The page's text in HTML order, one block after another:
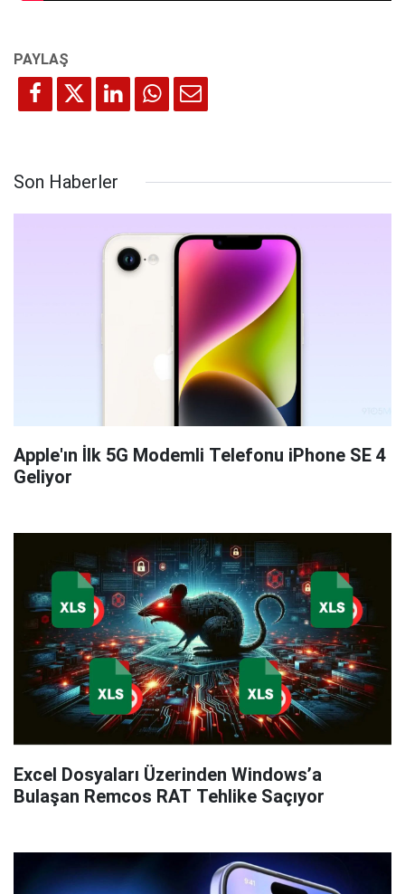
Son Haberler
Apple'ın İlk 5G Modemli Telefonu iPhone SE 4
Geliyor
Excel Dosyaları Üzerinden Windows’a
Bulaşan Remcos RAT Tehlike Saçıyor